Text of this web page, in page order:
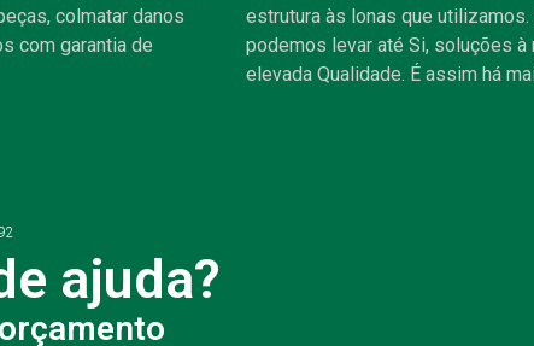
colmatar danos
com garantia de
estrutura às lonas que
podemos levar até Si, soluções à
elevada Qualidade. É assim há
ajuda?